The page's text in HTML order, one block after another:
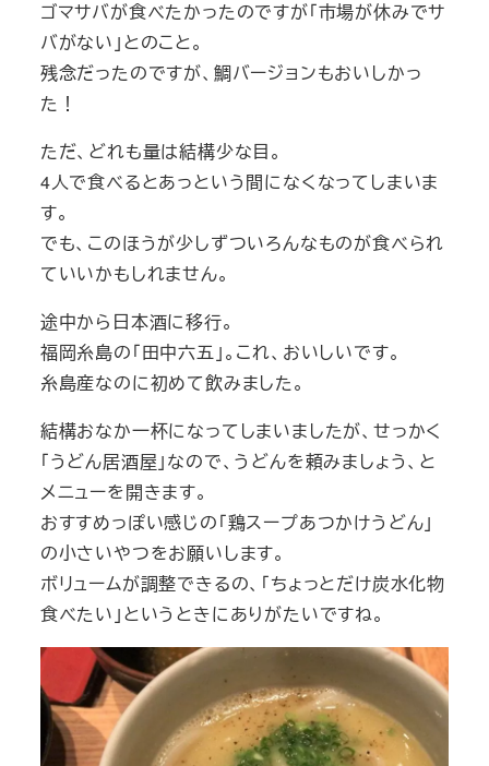
ゴマサバが食べたかったのですが「市場が休みでサ
バがない」とのこと。
残念だったのですが、鯛バージョンもおいしかっ
た！
ただ、どれも量は結構少な目。
4人で食べるとあっという間になくなってしまいま
す。
でも、このほうが少しずついろんなものが食べられ
ていいかもしれません。
途中から日本酒に移行。
福岡糸島の「田中六五」。これ、おいしいです。
糸島産なのに初めて飲みました。
結構おなか一杯になってしまいましたが、せっかく
「うどん居酒屋」なので、うどんを頼みましょう、と
メニューを開きます。
おすすめっぽい感じの「鶏スープあつかけうどん」
の小さいやつをお願いします。
ボリュームが調整できるの、「ちょっとだけ炭水化物
食べたい」というときにありがたいですね。